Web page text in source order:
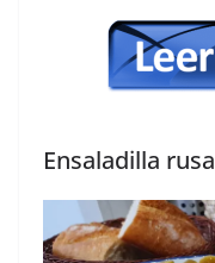
Ensaladilla rusa